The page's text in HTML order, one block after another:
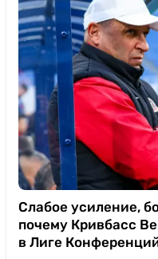
Слабое усиление,
почему Кривбасс
в Лиге